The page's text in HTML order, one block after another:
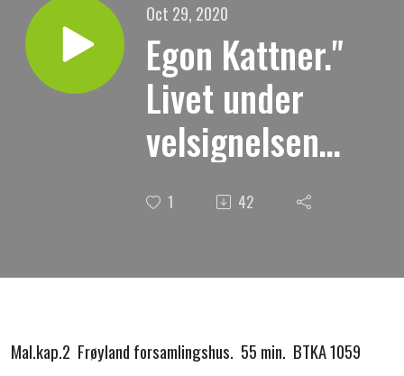
Oct 29, 2020
Egon Kattner."
Livet under
velsignelsen
og
forbannelsen."
1 42
Mal.kap.2 Frøyland forsamlingshus. 55 min. BTKA 1059